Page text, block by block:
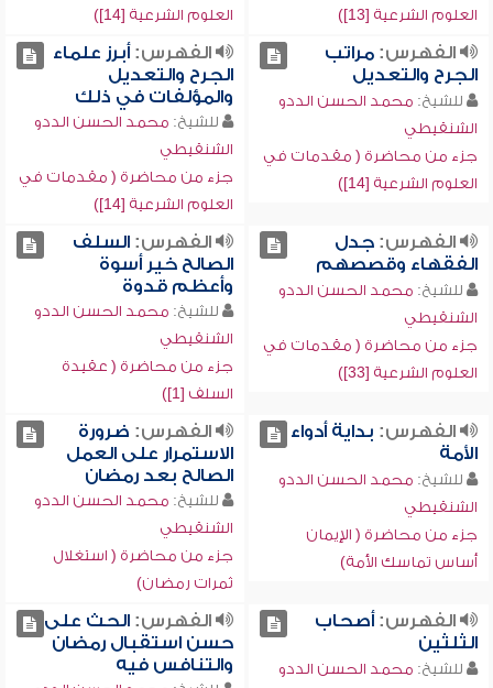
العلوم الشرعية [13])
العلوم الشرعية [14])
الفهرس:مراتب
الجرح والتعديل
للشيخ: محمد الحسن الددو
الشنقيطي
جزء من محاضرة ( مقدمات في
العلوم الشرعية [14])
الفهرس:أبرز علماء
الجرح والتعديل
والمؤلفات في ذلك
للشيخ: محمد الحسن الددو
الشنقيطي
جزء من محاضرة ( مقدمات في
العلوم الشرعية [14])
الفهرس:جدل
الفقهاء وقصصهم
للشيخ: محمد الحسن الددو
الشنقيطي
جزء من محاضرة ( مقدمات في
العلوم الشرعية [33])
الفهرس:السلف
الصالح خير أسوة
وأعظم قدوة
للشيخ: محمد الحسن الددو
الشنقيطي
جزء من محاضرة ( عقيدة
السلف [1])
الفهرس: بداية أدواء
الأمة
للشيخ: محمد الحسن الددو
الشنقيطي
جزء من محاضرة ( الإيمان
أساس تماسك الأمة)
الفهرس: ضرورة
الاستمرار على العمل
الصالح بعد رمضان
للشيخ: محمد الحسن الددو
الشنقيطي
جزء من محاضرة ( استغلال
ثمرات رمضان)
الفهرس:أصحاب
الثلثين
للشيخ: محمد الحسن الددو
الفهرس:الحث على
حسن استقبال رمضان
والتنافس فيه